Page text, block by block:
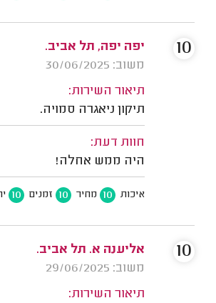
יפה יפה, תל אביב.
משוב: 30/06/2025
תיאור השירות:
תיקון ניאגרה סמויה.
חוות דעת:
היה ממש אחלה!
איכות 10 מחיר 10 זמנים 10
10
אליענה א. תל אביב.
משוב: 29/06/2025
תיאור השירות:
10